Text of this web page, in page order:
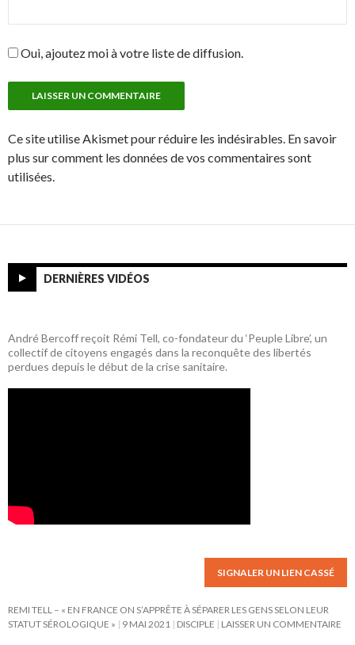
Oui, ajoutez moi à votre liste de diffusion.
Ce site utilise Akismet pour réduire les indésirables. En savoir
plus sur comment les données de vos commentaires sont
utilisées.
DERNIÈRES VIDÉOS
André Bercoff reçoit Rémi Tell, co-fondateur du ‘Peuple Libre’, un
collectif de citoyens engagés dans la reconquête des libertés
perdues depuis le début de la crise sanitaire.
SIGNALER UN LIEN CASSÉ
REMI TELL – « EN FRANCE ON S’APPRÊTE À SÉPARER LES GENS SELON LEUR
STATUT SÉROLOGIQUE »
9 MAI 2021 DISCIPLE LAISSER UN COMMENTAIRE